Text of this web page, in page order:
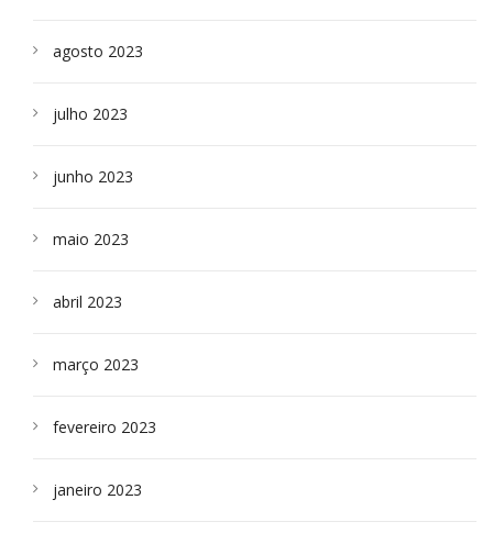
agosto 2023
julho 2023
junho 2023
maio 2023
abril 2023
março 2023
fevereiro 2023
janeiro 2023